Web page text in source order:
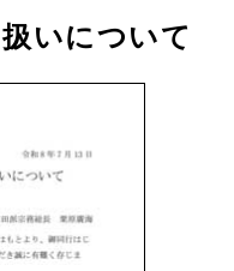
いについて